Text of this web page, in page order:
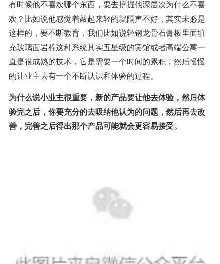
有时候他不喜欢哪个东西，要去挖掘他深层次为什么不喜
欢？比如说他感觉着敲起来轻的就隔声不好，其实未必是
这样的，要不断教育，我们比如说轻钢龙骨石膏板里面填
充玻璃面岩棉这种系统其实五星级的宾馆或者高端公寓一
直是很成熟的技术，它是需要一个时间的累积，然后慢慢
的让业主去有一个不断认识和体验的过程。
为什么说小业主很重要，新的产品要让他去体验，然后体
验完之后，你要充分的去吸纳他认为的问题，然后再去改
善，完善之后得出那个产品可能就会更容易接受。